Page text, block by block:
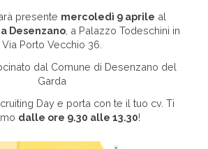
INVIA CV
presente mercoledì 9 aprile al
Desenzano , a Palazzo Todeschini in
Via Porto Vecchio 36.
dal Comune di Desenzano del
Garda
Day e porta con te il tuo cv. Ti
dalle ore 9.30 alle 13.30!